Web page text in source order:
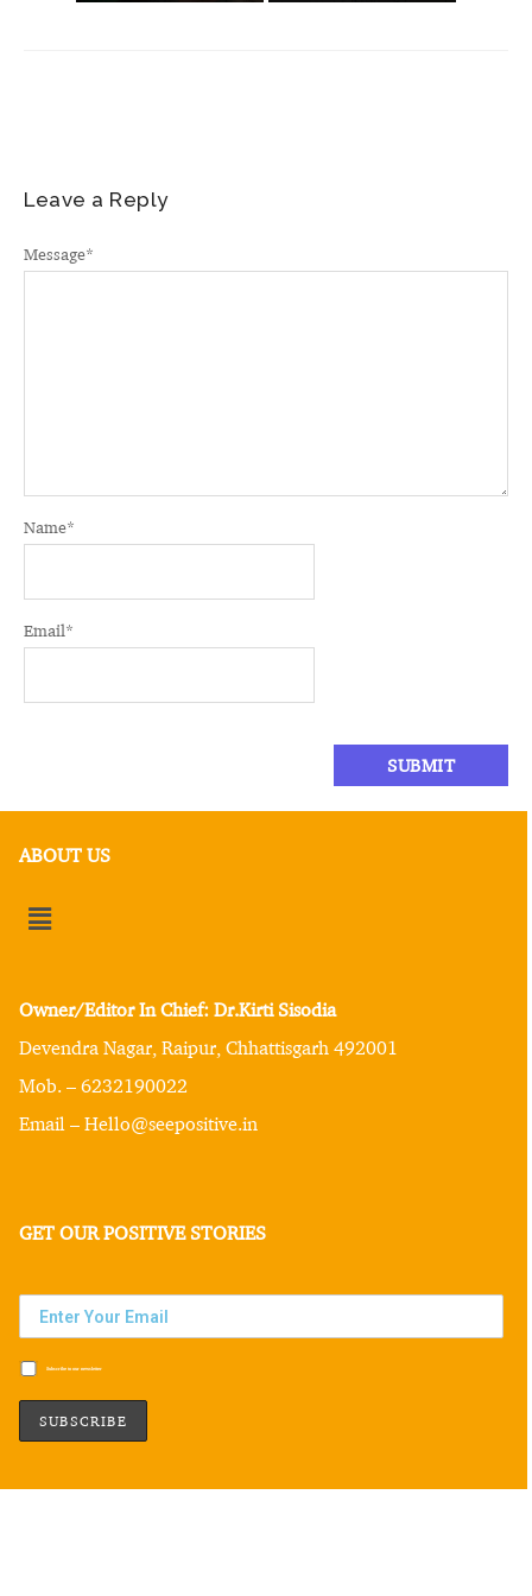
Leave a Reply
Message*
Name*
Email*
ABOUT US
Owner/Editor In Chief: Dr.Kirti Sisodia
Devendra Nagar, Raipur, Chhattisgarh 492001
Mob. – 6232190022
Email – Hello@seepositive.in
GET OUR POSITIVE STORIES
Subscribe to our newsletter